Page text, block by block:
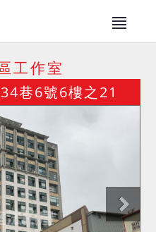
工作室
巷6號6樓之21